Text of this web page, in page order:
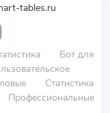
tables.ru
Бот для
Статистика
Профессиональные